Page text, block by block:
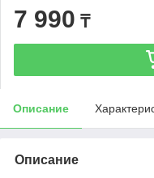
7 990 ₸
Описание
Описание